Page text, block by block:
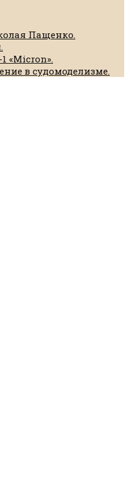
Пащенко.
«Micron».
в судомоделизме.